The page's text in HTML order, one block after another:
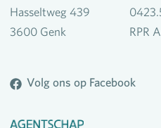
Hasseltweg 439
3600 Genk
RPR
Volg ons op Facebook